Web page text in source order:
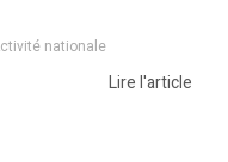
nationale
Lire l'article